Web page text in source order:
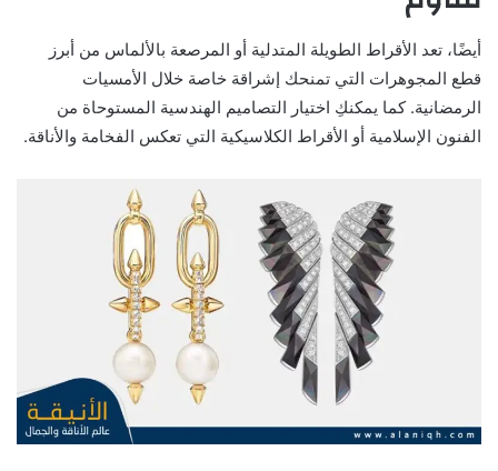
أيضًا، تعد الأقراط الطويلة المتدلية أو المرصعة بالألماس من أبرز
قطع المجوهرات التي تمنحك إشراقة خاصة خلال الأمسيات
الرمضانية. كما يمكنكِ اختيار التصاميم الهندسية المستوحاة من
الفنون الإسلامية أو الأقراط الكلاسيكية التي تعكس الفخامة والأناقة.